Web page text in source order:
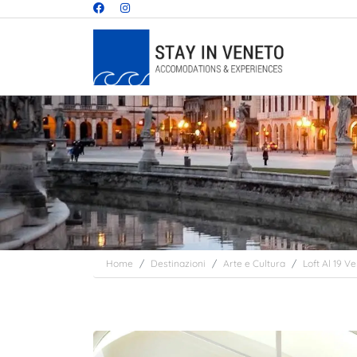
Home Destinazioni Arte e Cultura Loft Al 19